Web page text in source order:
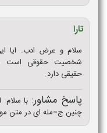
تارا
سلام و عرض ادب. ایا
شخصیت حقوقی است
حقیقی دارد.
پاسخ مشاور: با
چنین ج=مله ای در متن